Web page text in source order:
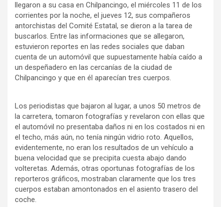
llegaron a su casa en Chilpancingo, el miércoles 11 de los
corrientes por la noche, el jueves 12, sus compañeros
antorchistas del Comité Estatal, se dieron a la tarea de
buscarlos. Entre las informaciones que se allegaron,
estuvieron reportes en las redes sociales que daban
cuenta de un automóvil que supuestamente había caído a
un despeñadero en las cercanías de la ciudad de
Chilpancingo y que en él aparecían tres cuerpos.
Los periodistas que bajaron al lugar, a unos 50 metros de
la carretera, tomaron fotografías y revelaron con ellas que
el automóvil no presentaba daños ni en los costados ni en
el techo, más aún, no tenía ningún vidrio roto. Aquellos,
evidentemente, no eran los resultados de un vehículo a
buena velocidad que se precipita cuesta abajo dando
volteretas. Además, otras oportunas fotografías de los
reporteros gráficos, mostraban claramente que los tres
cuerpos estaban amontonados en el asiento trasero del
coche.